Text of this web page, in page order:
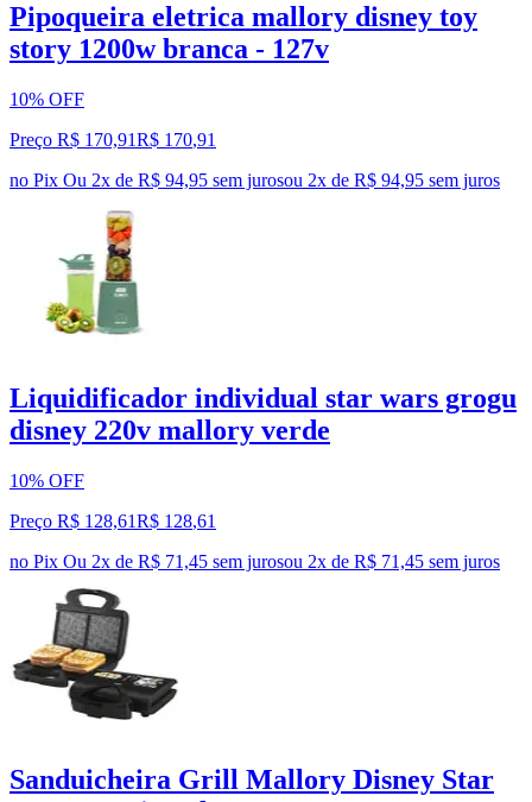
Pipoqueira eletrica mallory disney toy
story 1200w branca - 127v
10% OFF
Preço R$ 170,91R$ 170,91
no Pix Ou 2x de R$ 94,95 sem jurosou 2x de R$ 94,95 sem juros
Liquidificador individual star wars grogu
disney 220v mallory verde
10% OFF
Preço R$ 128,61R$ 128,61
no Pix Ou 2x de R$ 71,45 sem jurosou 2x de R$ 71,45 sem juros
Sanduicheira Grill Mallory Disney Star